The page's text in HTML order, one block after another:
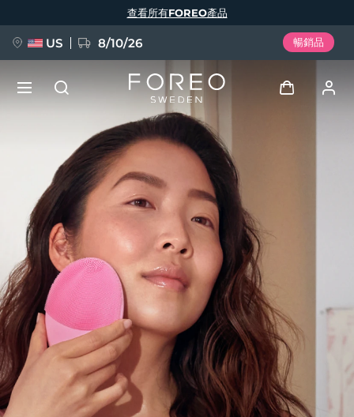
查看所有FOREO產品
US 8/10/26 暢銷品
我的地址
我的訂閱
FAQ™ Pure Beauty-Tech Elixir
BREAKING NEWS
issa™ Teeth Whitening Set
English Deutsch
Español
Français
Italiano
Português
Polski
Svenska
Русский
Türkçe
简体中文 繁體中文
發貨國家
預計送達日期8/10/26